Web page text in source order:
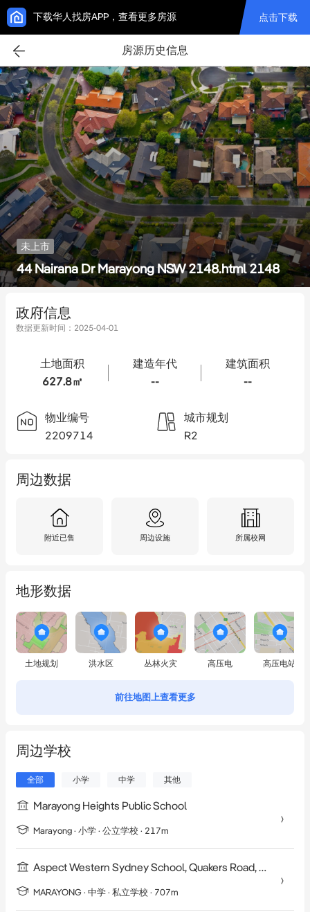
下载华人找房APP，查看更多房源 点击下载
房源历史信息
未上市
44 Nairana Dr Marayong NSW 2148.html 2148
政府信息
数据更新时间： 2025-04-01
土地面积
627.8㎡
建造年代
--
建筑面积
--
物业编号
2209714
城市规划
R2
周边数据
附近已售 周边设施 所属校网
地形数据
土地规划 洪水区 丛林火灾 高压电 高压电站
前往地图上查看更多
周边学校
全部 小学 中学 其他
Marayong Heights Public School
Marayong · 小学 · 公立学校 · 217m
Aspect Western Sydney School, Quakers Road, Marayong
MARAYONG · 中学 · 私立学校 · 707m